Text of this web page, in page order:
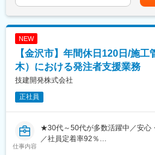
（２）ワークライフバランスを意
・公共性の高い仕事でありながら
る社風」
・長時間労働を前提としない案件
・プライベートとの両立を意識し
■社風/文化について
技術者一人ひとりの専門性を尊重
入社者も多く、施工管理経験者が
変更の範囲：会社の定める業務
公共事業の発注者である官公庁を
をお任せ致します。
（1）資料作成・整理
事業に関する各種資料（予算・調
等）の作成・取りまとめ支援
（2）積算支援
工事予定価格算出のため、現地調
作成、システム入力等を支援
（3）工事監督支援
工事図面・施工状況の確認、関係
認、変更対応、完了検査立会等の支
【年収例】38歳・中途入社 7年
技術士補（基本給28.64万円＋諸
安の金額であり、選考を通じて上
NEW
【金沢市】年間休日120日/施
木）における発注者支援業務
技建開発株式会社
正社員
仕事内容
★30代～50代が多数活躍中／安心
／社員定着率92％